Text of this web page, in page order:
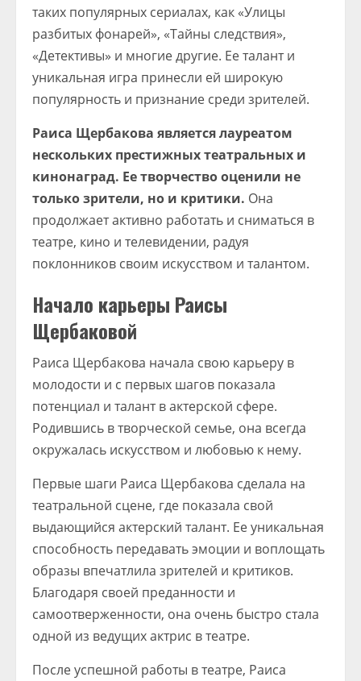
таких популярных сериалах, как «Улицы
разбитых фонарей», «Тайны следствия»,
«Детективы» и многие другие. Ее талант и
уникальная игра принесли ей широкую
популярность и признание среди зрителей.
Раиса Щербакова является лауреатом
нескольких престижных театральных и
кинонаград. Ее творчество оценили не
только зрители, но и критики. Она
продолжает активно работать и сниматься в
театре, кино и телевидении, радуя
поклонников своим искусством и талантом.
Начало карьеры Раисы
Щербаковой
Раиса Щербакова начала свою карьеру в
молодости и с первых шагов показала
потенциал и талант в актерской сфере.
Родившись в творческой семье, она всегда
окружалась искусством и любовью к нему.
Первые шаги Раиса Щербакова сделала на
театральной сцене, где показала свой
выдающийся актерский талант. Ее уникальная
способность передавать эмоции и воплощать
образы впечатлила зрителей и критиков.
Благодаря своей преданности и
самоотверженности, она очень быстро стала
одной из ведущих актрис в театре.
После успешной работы в театре, Раиса